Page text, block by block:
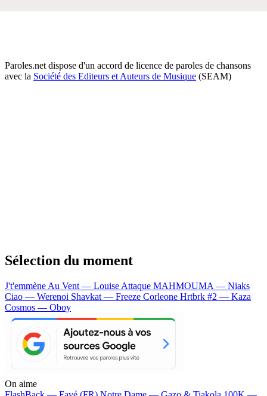
Paroles.net dispose d'un accord de licence de paroles de chansons
avec la Société des Editeurs et Auteurs de Musique (SEAM)
Sélection du moment
J't'emmène Au Vent — Louise Attaque MAHMOUMA — Niaks
Ciao — Werenoi Shavkat — Freeze Corleone Hrtbrk #2 — Kaza
Cosmos — Oboy
On aime